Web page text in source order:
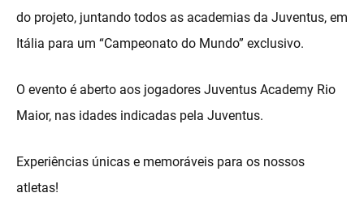
do projeto, juntando todos as academias da Juventus, em
Itália para um “Campeonato do Mundo” exclusivo.
O evento é aberto aos jogadores Juventus Academy Rio
Maior, nas idades indicadas pela Juventus.
Experiências únicas e memoráveis para os nossos
atletas!